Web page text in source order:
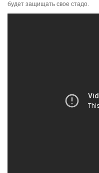
будет защищать свое стадо.